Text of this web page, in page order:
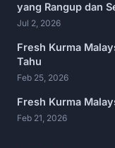
yang Rangup dan
Jul 2, 2026
Fresh Kurma
Tahu
Feb 25, 2026
Fresh Kurma
Feb 21, 2026